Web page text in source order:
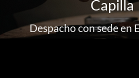
Capilla
Despacho con sede en